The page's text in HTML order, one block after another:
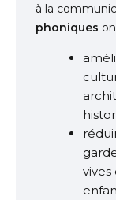
à la
phoniques